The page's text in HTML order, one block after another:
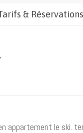
& Réservations
appartement le ski.